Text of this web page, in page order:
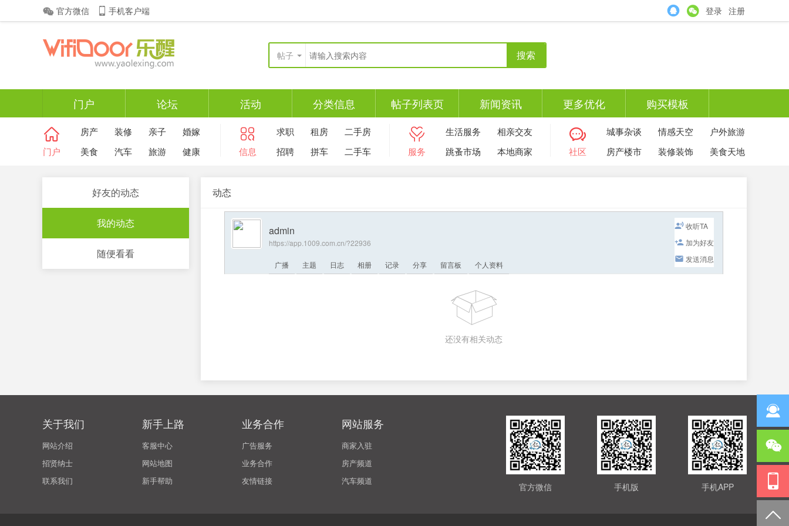
官方微信 手机客户端 登录 注册
帖子 搜索
门户 论坛 活动 分类信息 帖子列表页 新闻资讯 更多优化 购买模板
门户
房产 装修 亲子
婚嫁
美食
汽车 旅游 健康 信息
求职 租房
二手房
招聘
拼车 二手车 服务
生活服务
相亲交友
跳蚤市场
本地商家 社区
城事杂谈 情感天空
户外旅游
房产楼市
装修装饰 美食天地
好友的动态
我的动态
随便看看
动态
收听TA
加为好友
发送消息
admin
https://app.1009.com.cn/?22936
广播 主题 日志 相册 记录 分享 留言板 个人资料
还没有相关动态
关于我们
网站介绍
招贤纳士
联系我们
新手上路
客服中心
网站地图
新手帮助
业务合作
广告服务
业务合作
友情链接
网站服务
商家入驻
房产频道
汽车频道
手机APP
手机版
官方微信